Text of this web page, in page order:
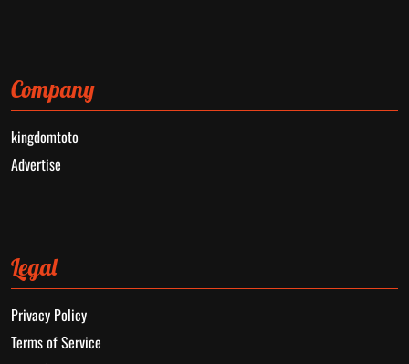
Company
kingdomtoto
Advertise
Legal
Privacy Policy
Terms of Service